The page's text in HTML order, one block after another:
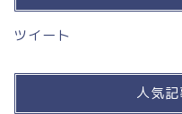
ツイート
人気